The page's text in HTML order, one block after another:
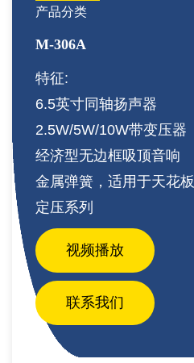
产品分类
M-306A
特征:
6.5英寸同轴扬声器
2.5W/5W/10W带变压器
经济型无边框吸顶音响
金属弹簧，适用于天花板
定压系列
视频播放
联系我们